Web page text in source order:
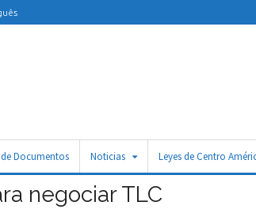
Documentos Noticias Leyes de Centro
negociar TLC